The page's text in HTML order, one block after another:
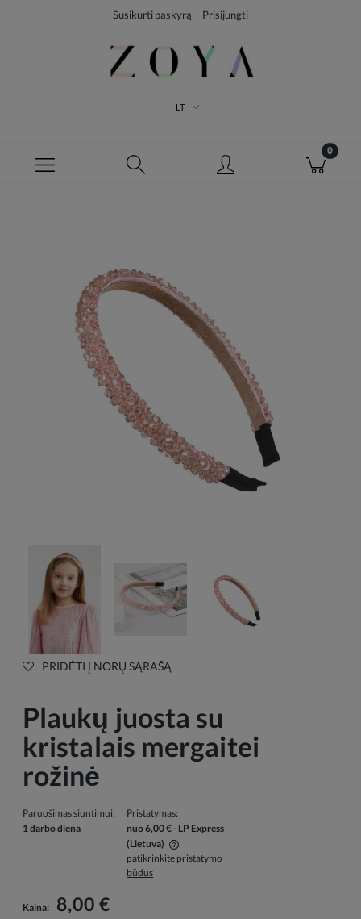
Susikurti paskyrą Prisijungti
LT
PRIDĖTI Į NORŲ SĄRAŠĄ
Plaukų juosta su
kristalais mergaitei
rožinė
Paruošimas siuntimui:
1 darbo diena
Pristatymas:
nuo 6,00 €- LP Express
(Lietuva)
Į kainą neįskaičiuotos galimos mokėjimo išlaidos
patikrinkite pristatymo
būdus
Kaina: 8,00 €